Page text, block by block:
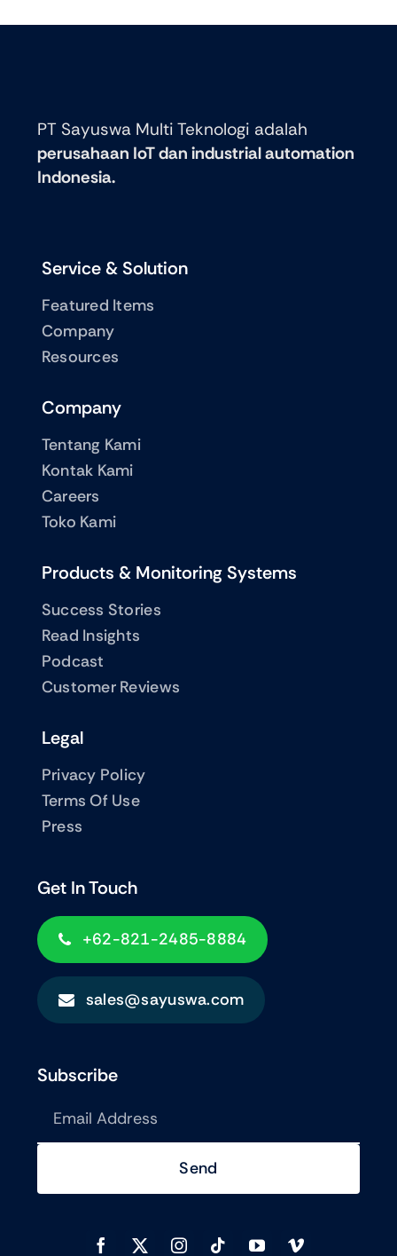
PT Sayuswa Multi Teknologi adalah
perusahaan IoT dan industrial automation
Indonesia.
Service & Solution
Featured Items
Company
Resources
Company
Tentang Kami
Kontak Kami
Careers
Toko Kami
Get In Touch
+62-821-2485-8884
sales@sayuswa.com
Products & Monitoring Systems
Success Stories
Read Insights
Podcast
Customer Reviews
Legal
Privacy Policy
Terms Of Use
Press
Subscribe
Send